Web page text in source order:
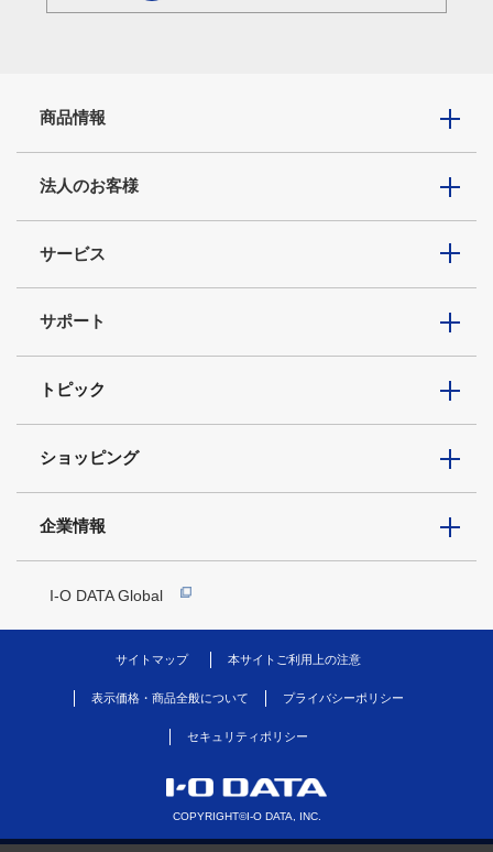
商品情報
法人のお客様
サービス
サポート
トピック
ショッピング
企業情報
I-O DATA Global
サイトマップ 本サイトご利用上の注意
表示価格・商品全般について プライバシーポリシー
セキュリティポリシー
COPYRIGHT©I-O DATA, INC.